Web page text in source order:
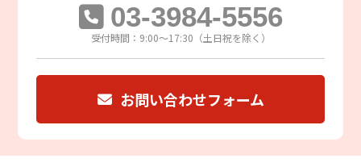
03-3984-5556
受付時間：9:00～17:30（土日祝を除く）
お問い合わせフォーム